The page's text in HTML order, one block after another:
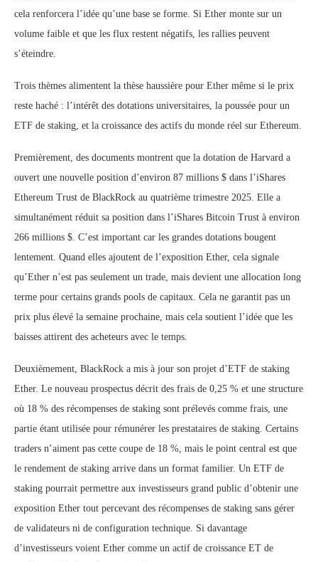
cela renforcera l’idée qu’une base se forme. Si Ether monte sur un
volume faible et que les flux restent négatifs, les rallies peuvent
s’éteindre.
Trois thèmes alimentent la thèse haussière pour Ether même si le prix
reste haché : l’intérêt des dotations universitaires, la poussée pour un
ETF de staking, et la croissance des actifs du monde réel sur Ethereum.
Premièrement, des documents montrent que la dotation de Harvard a
ouvert une nouvelle position d’environ 87 millions $ dans l’iShares
Ethereum Trust de BlackRock au quatrième trimestre 2025. Elle a
simultanément réduit sa position dans l’iShares Bitcoin Trust à environ
266 millions $. C’est important car les grandes dotations bougent
lentement. Quand elles ajoutent de l’exposition Ether, cela signale
qu’Ether n’est pas seulement un trade, mais devient une allocation long
terme pour certains grands pools de capitaux. Cela ne garantit pas un
prix plus élevé la semaine prochaine, mais cela soutient l’idée que les
baisses attirent des acheteurs avec le temps.
Deuxièmement, BlackRock a mis à jour son projet d’ETF de staking
Ether. Le nouveau prospectus décrit des frais de 0,25 % et une structure
où 18 % des récompenses de staking sont prélevés comme frais, une
partie étant utilisée pour rémunérer les prestataires de staking. Certains
traders n’aiment pas cette coupe de 18 %, mais le point central est que
le rendement de staking arrive dans un format familier. Un ETF de
staking pourrait permettre aux investisseurs grand public d’obtenir une
exposition Ether tout percevant des récompenses de staking sans gérer
de validateurs ni de configuration technique. Si davantage
d’investisseurs voient Ether comme un actif de croissance ET de